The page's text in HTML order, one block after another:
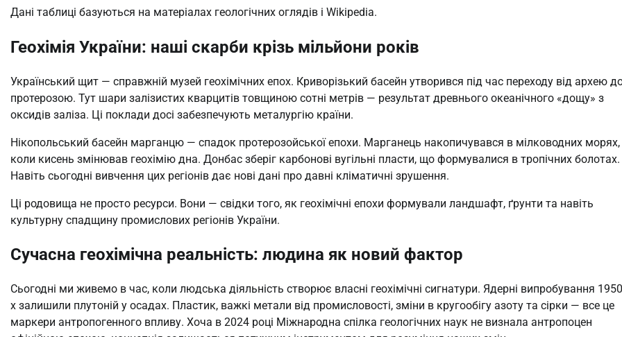
Дані таблиці базуються на матеріалах геологічних оглядів і Wikipedia.
Геохімія України: наші скарби крізь мільйони років
Український щит — справжній музей геохімічних епох. Криворізький басейн утворився під час переходу від архею
протерозою. Тут шари залізистих кварцитів товщиною сотні метрів — результат древнього океанічного «дощу» з
оксидів заліза. Ці поклади досі забезпечують металургію країни.
Нікопольський басейн марганцю — спадок протерозойської епохи. Марганець накопичувався в мілководних морях,
коли кисень змінював геохімію дна. Донбас зберіг карбонові вугільні пласти, що формувалися в тропічних болотах.
Навіть сьогодні вивчення цих регіонів дає нові дані про давні кліматичні зрушення.
Ці родовища не просто ресурси. Вони — свідки того, як геохімічні епохи формували ландшафт, ґрунти та навіть
культурну спадщину промислових регіонів України.
Сучасна геохімічна реальність: людина як новий фактор
Сьогодні ми живемо в час, коли людська діяльність створює власні геохімічні сигнатури. Ядерні випробування
х залишили плутоній у осадах. Пластик, важкі метали від промисловості, зміни в кругообігу азоту та сірки — все це
маркери антропогенного впливу. Хоча в 2024 році Міжнародна спілка геологічних наук не визнала антропоцен